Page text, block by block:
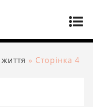
» Сторінка 4